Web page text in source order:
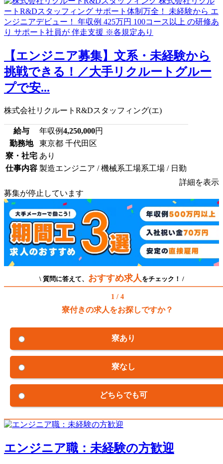
【エンジニア募集】文系・未経験から
挑戦できる！／大手リクルートグルー
プで安...
株式会社リクルートR&Dスタッフィング(エ)
給与 年収例4,250,000円
勤務地
東京都 千代田区
寮・社宅 あり
仕事内容 製造エンジニア / 機械系工場系工場 / 日勤
詳細を表示
募集が停止しています
\ 質問に答えて、 おすすめ求人 をチェック！ /
1 / 4
寮付きの求人をお探しですか？
寮あり
寮なし
どちらでも可
エンジニア職：未経験の方歓迎